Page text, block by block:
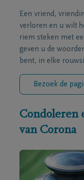
Een vriend,
verloren en u wilt
riem steken met
geven u de
bent, in elke
Bezoek de
Condoleren
van Corona